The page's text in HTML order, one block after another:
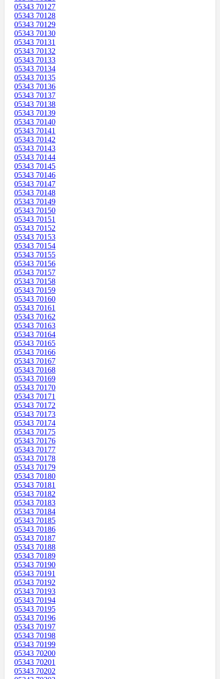
05343 70127
05343 70128
05343 70129
05343 70130
05343 70131
05343 70132
05343 70133
05343 70134
05343 70135
05343 70136
05343 70137
05343 70138
05343 70139
05343 70140
05343 70141
05343 70142
05343 70143
05343 70144
05343 70145
05343 70146
05343 70147
05343 70148
05343 70149
05343 70150
05343 70151
05343 70152
05343 70153
05343 70154
05343 70155
05343 70156
05343 70157
05343 70158
05343 70159
05343 70160
05343 70161
05343 70162
05343 70163
05343 70164
05343 70165
05343 70166
05343 70167
05343 70168
05343 70169
05343 70170
05343 70171
05343 70172
05343 70173
05343 70174
05343 70175
05343 70176
05343 70177
05343 70178
05343 70179
05343 70180
05343 70181
05343 70182
05343 70183
05343 70184
05343 70185
05343 70186
05343 70187
05343 70188
05343 70189
05343 70190
05343 70191
05343 70192
05343 70193
05343 70194
05343 70195
05343 70196
05343 70197
05343 70198
05343 70199
05343 70200
05343 70201
05343 70202